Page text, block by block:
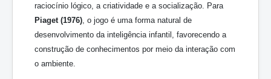
raciocínio lógico, a criatividade e a socialização. Para
Piaget (1976) , o jogo é uma forma natural de
desenvolvimento da inteligência infantil, favorecendo a
construção de conhecimentos por meio da interação com
o ambiente.